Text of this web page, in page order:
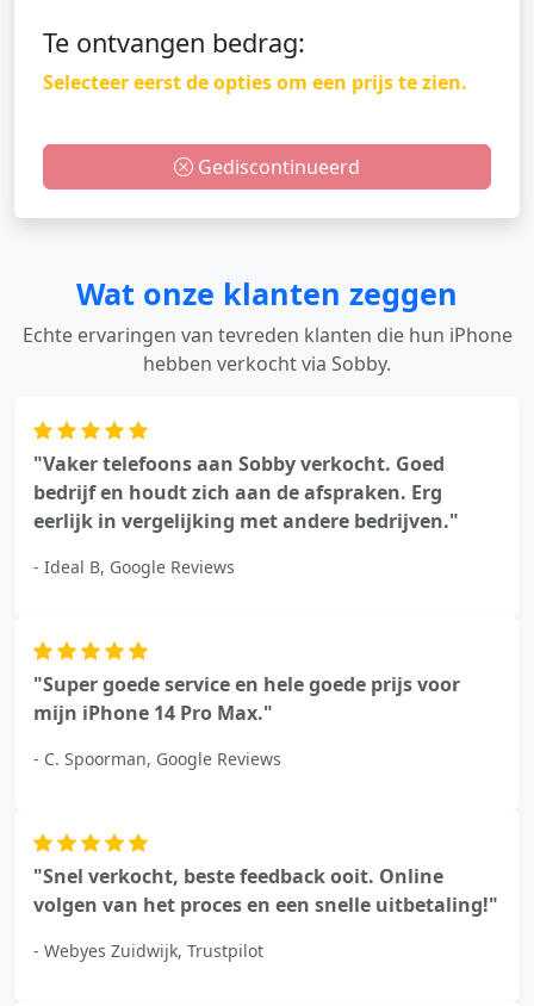
Te ontvangen bedrag:
Selecteer eerst de opties om een prijs te zien.
Gediscontinueerd
Wat onze klanten zeggen
Echte ervaringen van tevreden klanten die hun iPhone
hebben verkocht via Sobby.
"Vaker telefoons aan Sobby verkocht. Goed
bedrijf en houdt zich aan de afspraken. Erg
eerlijk in vergelijking met andere bedrijven."
- Ideal B, Google Reviews
"Super goede service en hele goede prijs voor
mijn iPhone 14 Pro Max."
- C. Spoorman, Google Reviews
"Snel verkocht, beste feedback ooit. Online
volgen van het proces en een snelle uitbetaling!"
- Webyes Zuidwijk, Trustpilot